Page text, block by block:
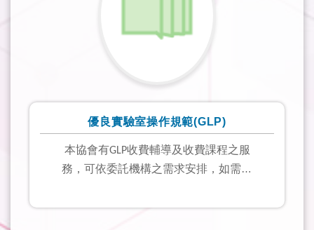
優良實驗室操作規範(GLP)
本協會有GLP收費輔導及收費課程之服
務，可依委託機構之需求安排，如需此